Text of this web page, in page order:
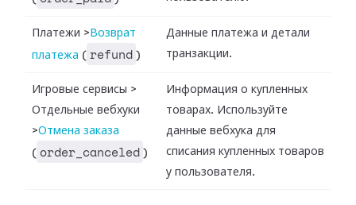
Платежи > Возврат
платежа ( refund )
Данные платежа и детали
транзакции.
Игровые сервисы >
Отдельные вебхуки
>Отмена заказа
( order_canceled )
Информация о купленных
товарах. Используйте
данные вебхука для
списания купленных товаров
у пользователя.